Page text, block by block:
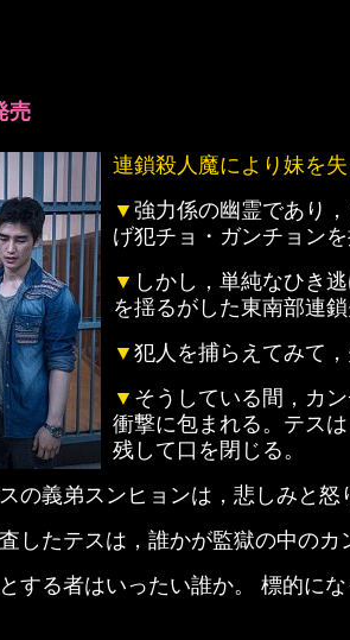
売
連鎖殺人魔により妹を
▼ 強力係の幽霊であり
げ犯チョ・ガンチョン
▼ しかし，単純なひき
を揺るがした東南部連
▼ 犯人を捕らえてみて
▼ そうしている間，カ
衝撃に包まれる。テス
残して口を閉じる。
の義弟スンヒョンは，悲しみと怒
したテスは，誰かが監獄の中のカ
する者はいったい誰か。 標的に